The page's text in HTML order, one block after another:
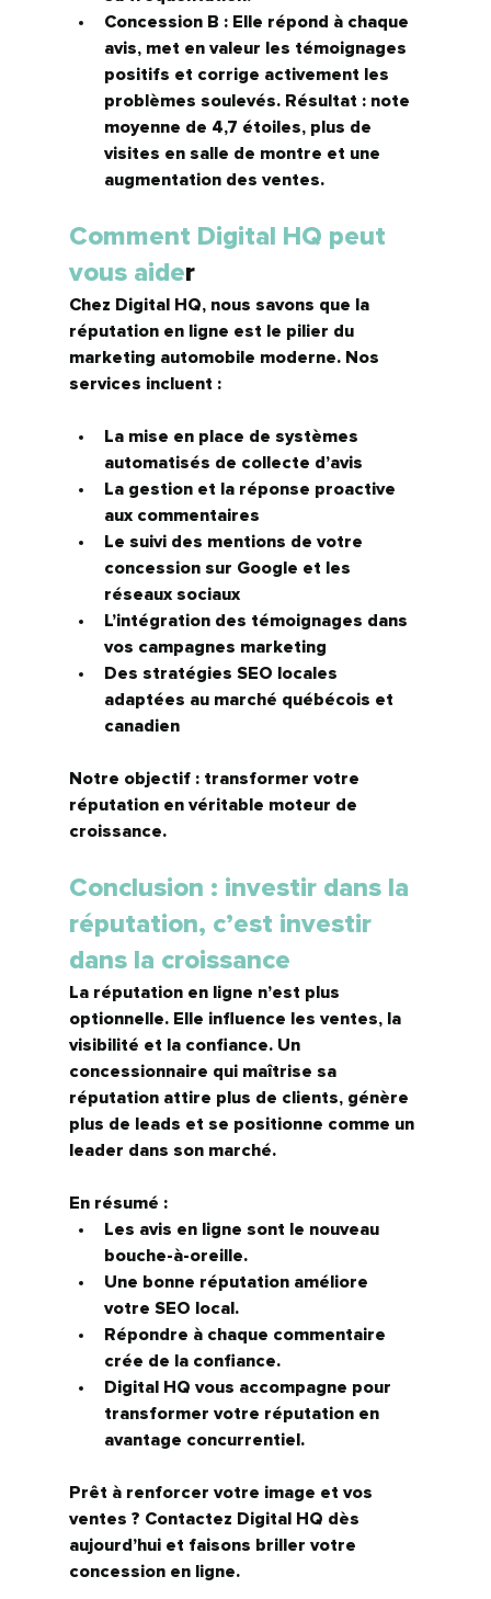
Concession B : Elle répond à chaque
avis, met en valeur les témoignages
positifs et corrige activement les
problèmes soulevés. Résultat : note
moyenne de 4,7 étoiles, plus de
visites en salle de montre et une
augmentation des ventes.
Comment Digital HQ peut
vous aider
Chez Digital HQ, nous savons que la
réputation en ligne est le pilier du
marketing automobile moderne. Nos
services incluent :
La mise en place de systèmes
automatisés de collecte d’avis
La gestion et la réponse proactive
aux commentaires
Le suivi des mentions de votre
concession sur Google et les
réseaux sociaux
L’intégration des témoignages dans
vos campagnes marketing
Des stratégies SEO locales
adaptées au marché québécois et
canadien
Notre objectif : transformer votre
réputation en véritable moteur de
croissance.
Conclusion : investir dans la
réputation, c’est investir
dans la croissance
La réputation en ligne n’est plus
optionnelle. Elle influence les ventes, la
visibilité et la confiance. Un
concessionnaire qui maîtrise sa
réputation attire plus de clients, génère
plus de leads et se positionne comme un
leader dans son marché.
En résumé :
Les avis en ligne sont le nouveau
bouche-à-oreille.
Une bonne réputation améliore
votre SEO local.
Répondre à chaque commentaire
crée de la confiance.
Digital HQ vous accompagne pour
transformer votre réputation en
avantage concurrentiel.
Prêt à renforcer votre image et vos
ventes ? Contactez Digital HQ dès
aujourd’hui et faisons briller votre
concession en ligne.